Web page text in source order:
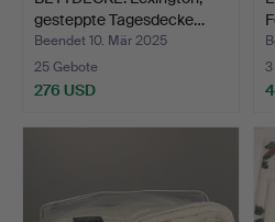
gesteppte Tagesdecke…
Beendet 10. Mär 2025
25 Gebote
276 USD